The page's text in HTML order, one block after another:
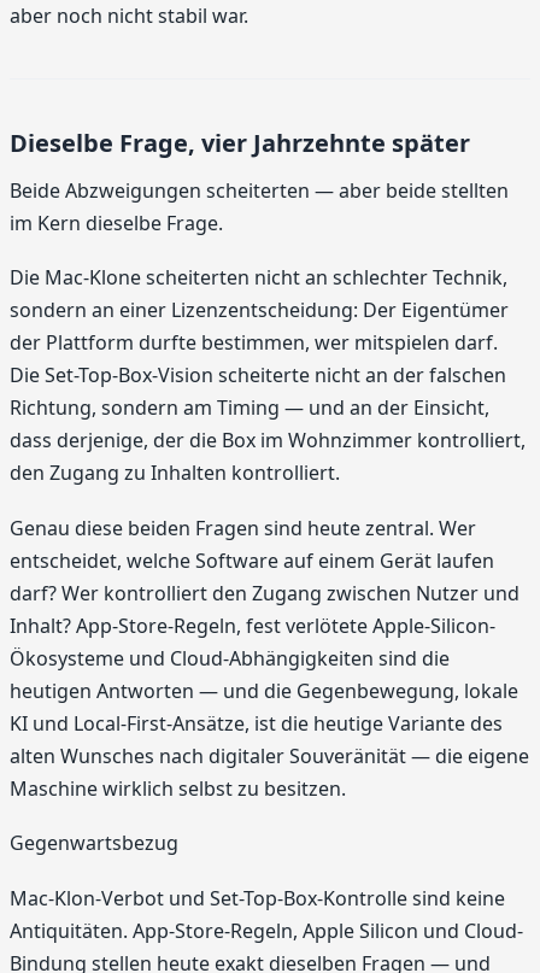
aber noch nicht stabil war.
Dieselbe Frage, vier Jahrzehnte später
Beide Abzweigungen scheiterten — aber beide stellten
im Kern dieselbe Frage.
Die Mac-Klone scheiterten nicht an schlechter Technik,
sondern an einer Lizenzentscheidung: Der Eigentümer
der Plattform durfte bestimmen, wer mitspielen darf.
Die Set-Top-Box-Vision scheiterte nicht an der falschen
Richtung, sondern am Timing — und an der Einsicht,
dass derjenige, der die Box im Wohnzimmer kontrolliert,
den Zugang zu Inhalten kontrolliert.
Genau diese beiden Fragen sind heute zentral. Wer
entscheidet, welche Software auf einem Gerät laufen
darf? Wer kontrolliert den Zugang zwischen Nutzer und
Inhalt? App-Store-Regeln, fest verlötete Apple-Silicon-
Ökosysteme und Cloud-Abhängigkeiten sind die
heutigen Antworten — und die Gegenbewegung, lokale
KI und Local-First-Ansätze, ist die heutige Variante des
alten Wunsches nach digitaler Souveränität — die eigene
Maschine wirklich selbst zu besitzen.
Gegenwartsbezug
Mac-Klon-Verbot und Set-Top-Box-Kontrolle sind keine
Antiquitäten. App-Store-Regeln, Apple Silicon und Cloud-
Bindung stellen heute exakt dieselben Fragen — und